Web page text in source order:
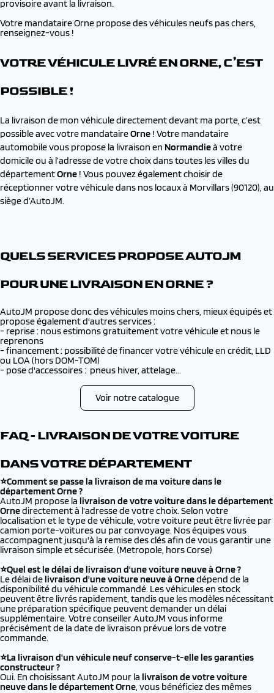
provisoire avant la livraison.
Votre mandataire Orne propose des véhicules neufs pas chers,
renseignez-vous !
VOTRE VÉHICULE LIVRÉ EN ORNE, C’EST
POSSIBLE !
La livraison de mon véhicule directement devant ma porte, c’est
possible avec votre mandataireOrne ! Votre mandataire
automobile vous propose la livraison en Normandieà votre
domicile ou à l’adresse de votre choix dans toutes les villes du
départementOrne ! Vous pouvez également choisir de
réceptionner votre véhicule dans nos locaux à Morvillars (90120), au
siège d’AutoJM.
QUELS SERVICES PROPOSE AUTOJM
POUR UNE LIVRAISON EN ORNE ?
AutoJM propose donc des véhicules moins chers, mieux équipés et
propose également d'autres services :
- reprise : nous estimons gratuitement votre véhicule et nous le
reprenons
- financement : possibilité de financer votre véhicule en crédit, LLD
ou LOA (hors DOM-TOM)
- pose d'accessoires : pneus hiver, attelage...
Voir notre catalogue
FAQ - LIVRAISON DE VOTRE VOITURE
DANS VOTRE DÉPARTEMENT
⭐Comment se passe la livraison de ma voiture dans le
département Orne ?
AutoJM propose la livraison de votre voiture dans le département
Ornedirectement à l'adresse de votre choix. Selon votre
localisation et le type de véhicule, votre voiture peut être livrée par
camion porte-voitures ou par convoyage. Nos équipes vous
accompagnent jusqu'à la remise des clés afin de vous garantir une
livraison simple et sécurisée. (Metropole, hors Corse)
⭐Quel est le délai de livraison d'une voiture neuve à Orne ?
Le délai delivraison d'une voiture neuve à Ornedépend de la
disponibilité du véhicule commandé. Les véhicules en stock
peuvent être livrés rapidement, tandis que les modèles nécessitant
une préparation spécifique peuvent demander un délai
supplémentaire. Votre conseiller AutoJM vous informe
précisément de la date de livraison prévue lors de votre
commande.
⭐La livraison d'un véhicule neuf conserve-t-elle les garanties
constructeur ?
Oui. En choisissant AutoJM pour la livraison de votre voiture
neuve dans le département Orne, vous bénéficiez des mêmes